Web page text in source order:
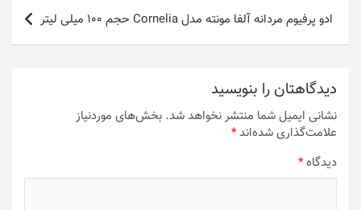
ادو پرفیوم مردانه آلفا مونته مدل Cornelia حجم 100 میلی لیتر
دیدگاهتان را بنویسید
نشانی ایمیل شما منتشر نخواهد شد. بخش‌های موردنیاز
علامت‌گذاری شده‌اند*
دیدگاه*